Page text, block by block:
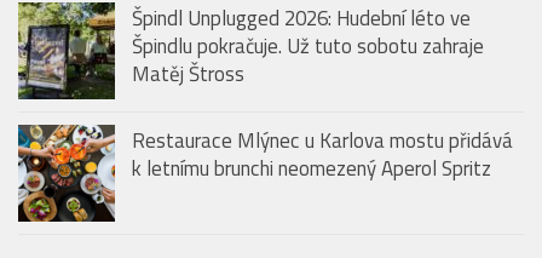
Špindl Unplugged 2026: Hudební léto ve
Špindlu pokračuje. Už tuto sobotu zahraje
Matěj Štross
Restaurace Mlýnec u Karlova mostu přidává
k letnímu brunchi neomezený Aperol Spritz